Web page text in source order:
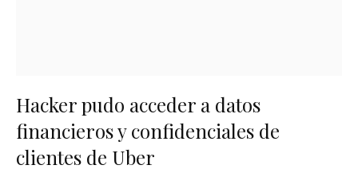
Hacker pudo acceder a datos
financieros y confidenciales de
clientes de Uber